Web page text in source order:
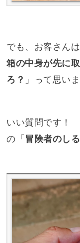
でも、お客さん
箱の中身が先に
ろ？ 」って思い
いい質問です！
の「 冒険者のし